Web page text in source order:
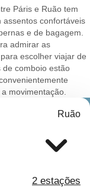
Páris e Ruão tem
assentos confortáveis
e de bagagem.
admirar as
escolher viajar de
de comboio estão
movimentação.
Ruão
2 estações